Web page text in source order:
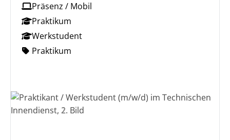
Präsenz / Mobil
Praktikum
Werkstudent
Praktikum